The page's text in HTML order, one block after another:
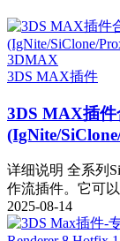
3DMAX
3DS MAX插件
3DS MAX插件
(IgNite/
详细说明 全系列
作流插件。它可
2025-08-14